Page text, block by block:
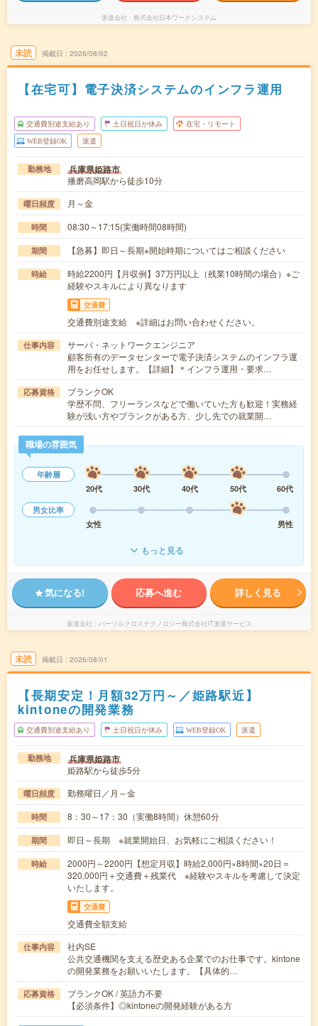
派遣会社 株式会社日本ワークシステム
未読 掲載日 2026/08/02
【在宅可】電子決済システムのインフラ運用
交通費別途支給あり 土日祝日が休み 在宅・リモート
WEB登録OK 派遣
勤務地 兵庫県姫路市
播磨高岡駅から徒歩10分
曜日頻度 月～金
時間 08:30～17:15(実働時間08時間)
期間 【急募】即日～長期※開始時期についてはご相談ください
時給
時給2200円【月収例】37万円以上（残業10時間の場合）※ご
経験やスキルにより異なります
交通費
交通費別途支給 ※詳細はお問い合わせください。
仕事内容
サーバ・ネットワークエンジニア
顧客所有のデータセンターで電子決済システムのインフラ運
用をお任せします。【詳細】＊インフラ運用・要求…
応募資格
ブランクOK
学歴不問、フリーランスなどで働いていた方も歓迎！実務経
験が浅い方やブランクがある方、少し先での就業開…
職場の雰囲気
年齢層
20代
30代 40代 50代
60代
男女比率
女性
男性
もっと見る
気になる! 応募へ進む 詳しく見る
派遣会社 パーソルクロステクノロジー株式会社IT派遣サービス
未読 掲載日 2026/08/01
【長期安定！月額32万円～／姫路駅近】
kintoneの開発業務
交通費別途支給あり 土日祝日が休み WEB登録OK 派遣
勤務地 兵庫県姫路市
姫路駅から徒歩5分
曜日頻度 勤務曜日／月～金
時間 8：30～17：30（実働8時間）休憩60分
期間 即日～長期 ※就業開始日、お気軽にご相談ください！
時給
2000円～2200円【想定月収】時給2,000円×8時間×20日＝
320,000円＋交通費＋残業代 ※経験やスキルを考慮して決定
いたします。
交通費
交通費全額支給
仕事内容
社内SE
公共交通機関を支える歴史ある企業でのお仕事です。kintone
の開発業務をお願いいたします。【具体的…
応募資格
ブランクOK / 英語力不要
【必須条件】◎kintoneの開発経験がある方